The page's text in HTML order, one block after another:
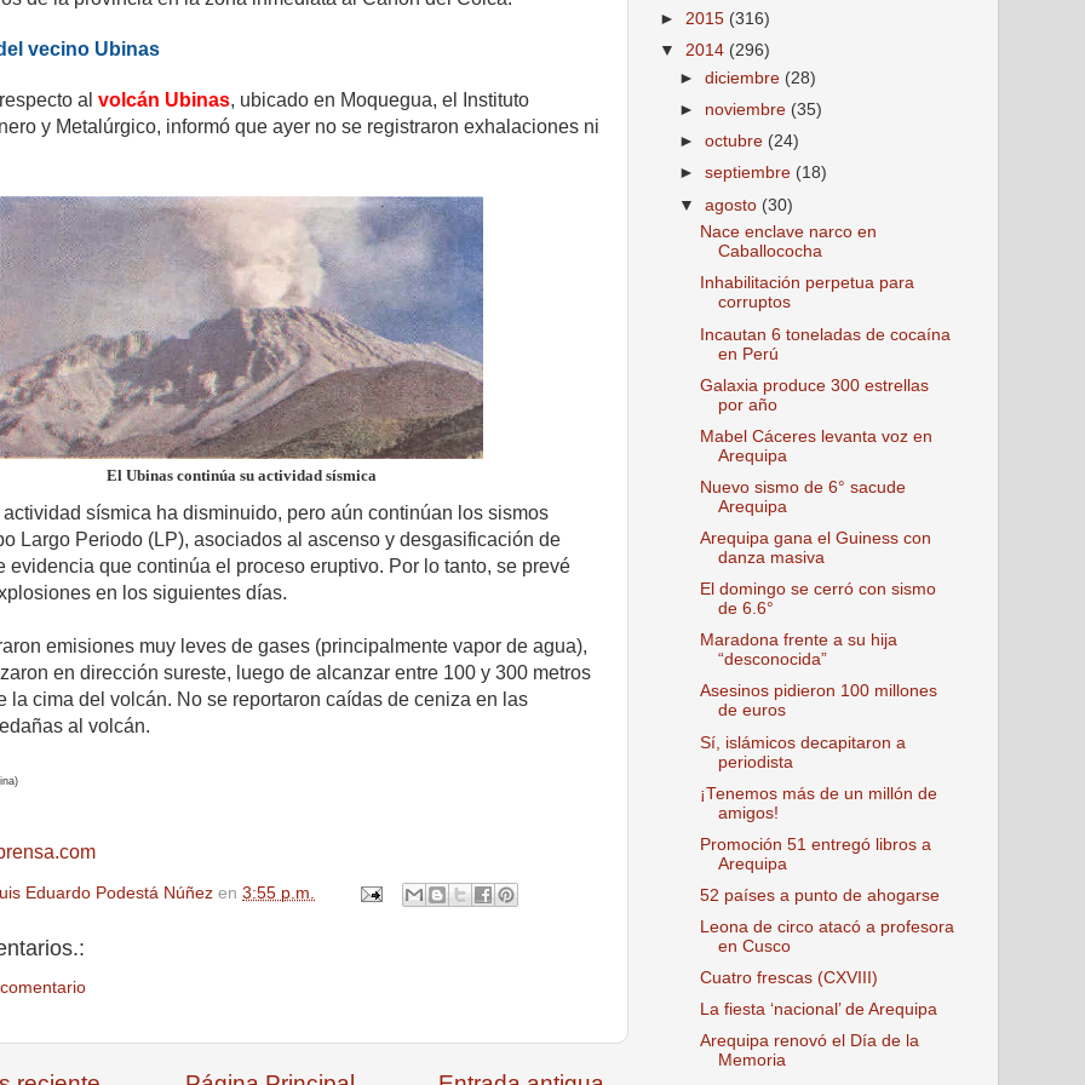
vecino Ubinas
al volcán Ubinas, ubicado en Moquegua, el Instituto
y Metalúrgico, informó que ayer no se registraron exhalaciones ni
El Ubinas continúa su actividad sísmica
sísmica ha disminuido, pero aún continúan los sismos
Largo Periodo (LP), asociados al ascenso y desgasificación de
evidencia que continúa el proceso eruptivo. Por lo tanto, se prevé
en los siguientes días.
emisiones muy leves de gases (principalmente vapor de agua),
en dirección sureste, luego de alcanzar entre 100 y 300 metros
la cima del volcán. No se reportaron caídas de ceniza en las
al volcán.
Eduardo Podestá Núñez en 3:55 p.m.
► 2015 (316)
▼ 2014 (296)
►diciembre (28)
► noviembre (35)
►octubre (24)
►septiembre (18)
▼agosto (30)
Nace enclave narco en
Caballococha
Inhabilitación perpetua para
corruptos
Incautan 6 toneladas de cocaína
en Perú
Galaxia produce 300 estrellas
por año
Mabel Cáceres levanta voz en
Arequipa
Nuevo sismo de 6° sacude
Arequipa
Arequipa gana el Guiness con
danza masiva
El domingo se cerró con sismo
de 6.6°
Maradona frente a su hija
“desconocida”
Asesinos pidieron 100 millones
de euros
Sí, islámicos decapitaron a
periodista
¡Tenemos más de un millón de
amigos!
Promoción 51 entregó libros a
Arequipa
52 países a punto de ahogarse
Leona de circo atacó a profesora
en Cusco
Cuatro frescas (CXVIII)
La fiesta ‘nacional’ de Arequipa
Arequipa renovó el Día de la
Memoria